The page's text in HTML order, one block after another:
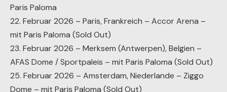
Paris Paloma
22. Februar 2026 – Paris, Frankreich – Accor Arena –
mit Paris Paloma (Sold Out)
23. Februar 2026 – Merksem (Antwerpen), Belgien –
AFAS Dome / Sportpaleis – mit Paris Paloma (Sold Out)
25. Februar 2026 – Amsterdam, Niederlande – Ziggo
Dome – mit Paris Paloma (Sold Out)